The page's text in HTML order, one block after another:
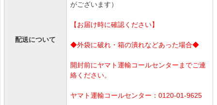
配送について
がございます）
【お届け時に確認ください】
◆外袋に破れ・箱の潰れなどあった場合◆
開封前にヤマト運輸コールセンターまでご連
絡ください。
ヤマト運輸コールセンター：0120-01-9625